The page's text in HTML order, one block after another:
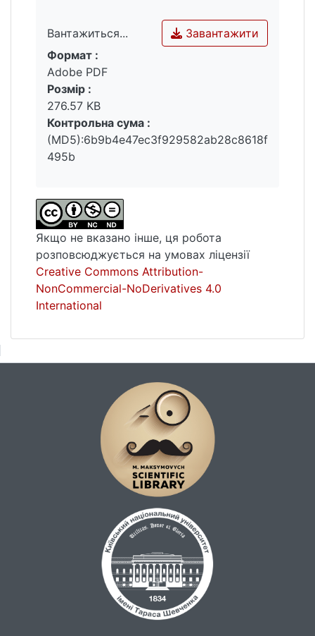
осіб», «трудові спори з приводу
розірвання трудового договору у зв’язку з
припиненням повноважень посадових
осіб», «юридичні гарантії при розірванні
трудового договору у зв’язку з
припиненням повноважень посадових
осіб».
Вантажиться...
Вантажиться...
Завантажити
Формат :
Adobe PDF
Розмір :
276.57 KB
Контрольна сума :
(MD5):6b9b4e47ec3f929582ab28c8618f
495b
Якщо не вказано інше, ця робота
розповсюджується на умовах ліцензії
Creative Commons Attribution-
NonCommercial-NoDerivatives 4.0
International